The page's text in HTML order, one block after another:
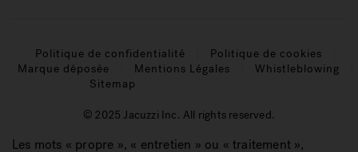
Politique de confidentialité
Politique de cookies
Marque déposée
Mentions Légales
Whistleblowing
Sitemap
© 2025 Jacuzzi Inc. All rights reserved.
Les mots « propre », « entretien » ou « traitement »,